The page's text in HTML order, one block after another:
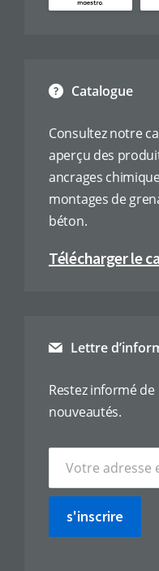
Catalogue
Consultez notre
aperçu des
ancrages
montages de
béton.
Télécharger le
Lettre
Restez informé
nouveautés.
s'inscrire